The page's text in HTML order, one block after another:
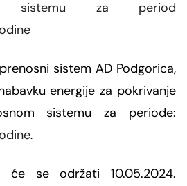
bloka
prenosnu mrežu
sistemu za period
sistem AD Podgorica,
energije za pokrivanje
sistemu za periode:
.
će se održati 10.05.2024.